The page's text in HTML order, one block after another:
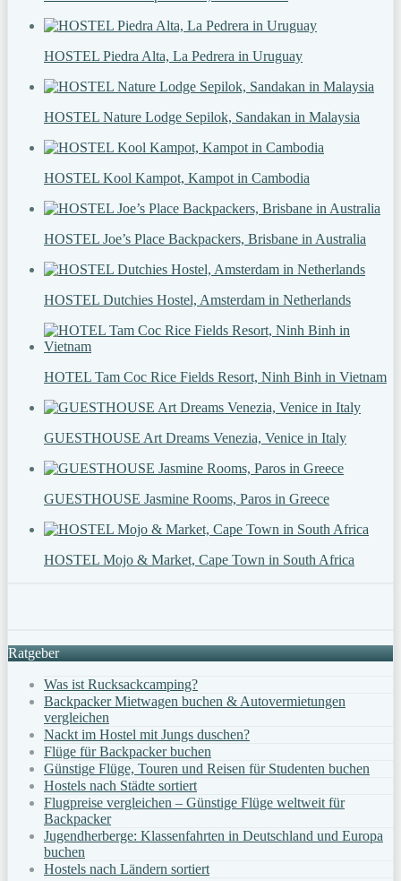
HOSTEL Piedra Alta, La Pedrera in Uruguay
HOSTEL Nature Lodge Sepilok, Sandakan in Malaysia
HOSTEL Kool Kampot, Kampot in Cambodia
HOSTEL Joe’s Place Backpackers, Brisbane in Australia
HOSTEL Dutchies Hostel, Amsterdam in Netherlands
HOTEL Tam Coc Rice Fields Resort, Ninh Binh in Vietnam
GUESTHOUSE Art Dreams Venezia, Venice in Italy
GUESTHOUSE Jasmine Rooms, Paros in Greece
HOSTEL Mojo & Market, Cape Town in South Africa
Ratgeber
Was ist Rucksackcamping?
Backpacker Mietwagen buchen & Autovermietungen
vergleichen
Nackt im Hostel mit Jungs duschen?
Flüge für Backpacker buchen
Günstige Flüge, Touren und Reisen für Studenten buchen
Hostels nach Städte sortiert
Flugpreise vergleichen – Günstige Flüge weltweit für
Backpacker
Jugendherberge: Klassenfahrten in Deutschland und Europa
buchen
Hostels nach Ländern sortiert